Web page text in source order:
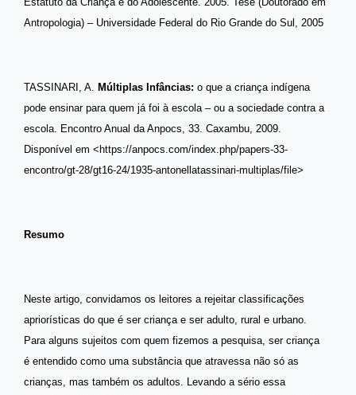
Antropologia) – Universidade Federal do Rio Grande do Sul, 2005
TASSINARI, A. Múltiplas Infâncias: o que a criança indígena
pode ensinar para quem já foi à escola – ou a sociedade contra a
escola. Encontro Anual da Anpocs, 33. Caxambu, 2009.
Disponível em <https://anpocs.com/index.php/papers-33-
encontro/gt-28/gt16-24/1935-antonellatassinari-multiplas/file>
Resumo
Neste artigo, convidamos os leitores a rejeitar classificações
apriorísticas do que é ser criança e ser adulto, rural e urbano.
Para alguns sujeitos com quem fizemos a pesquisa, ser criança
é entendido como uma substância que atravessa não só as
crianças, mas também os adultos. Levando a sério essa